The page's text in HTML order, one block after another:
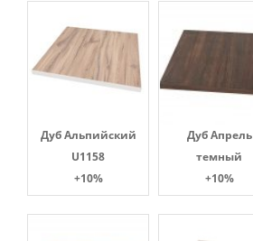
Дуб Альпийский
U1158
+10%
Дуб Апрель
темный
+10%